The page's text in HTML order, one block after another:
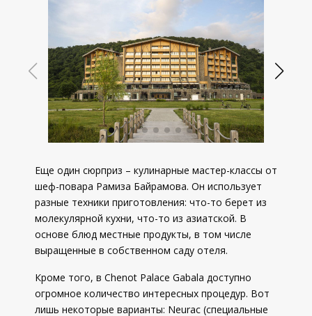
Еще один сюрприз – кулинарные мастер-классы от
шеф-повара Рамиза Байрамова. Он использует
разные техники приготовления: что-то берет из
молекулярной кухни, что-то из азиатской. В
основе блюд местные продукты, в том числе
выращенные в собственном саду отеля.
Кроме того, в Chenot Palace Gabala доступно
огромное количество интересных процедур. Вот
лишь некоторые варианты: Neurac (специальные